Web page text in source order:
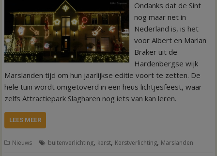
Ondanks dat de Sint
nog maar net in
Nederland is, is het
voor Albert en Marian
Braker uit de
Hardenbergse wijk
Marslanden tijd om hun jaarlijkse editie voort te zetten. De
hele tuin wordt omgetoverd in een heus lichtjesfeest, waar
zelfs Attractiepark Slagharen nog iets van kan leren.
LEES MEER
Nieuws buitenverlichting, kerst, Kerstverlichting, Marslanden